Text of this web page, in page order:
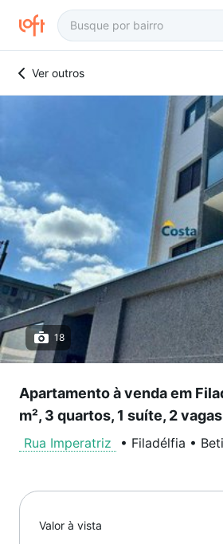
Ver outros
18
Apartamento à venda em
m², 3 quartos, 1 suíte, 2 vagas
Rua Imperatriz • Filadélfia •
Valor à vista